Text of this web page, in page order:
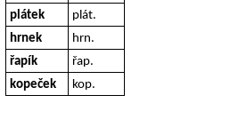
plátek
plát.
hrnek
hrn.
řapík
řap.
kopeček kop.